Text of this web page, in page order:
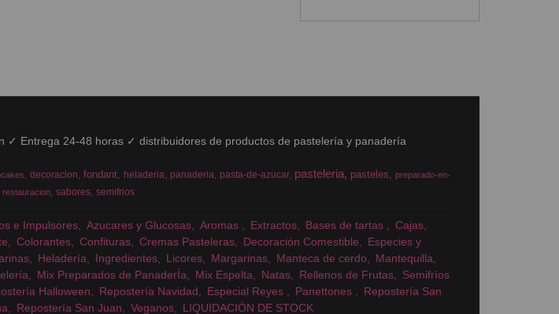
✓ Entrega 24-48 horas ✓ distribuidores de productos de pastelería y panadería
decoracion fondant heladeria panaderia pasta-de-azucar pasteleria pasteles
preparado-en-
restauracion sabores semifrios
e Impulsores Azucares y Glucosas Aromas Extractos Bases de tartas
Cajas
Colorantes Confituras Cremas Pasteleras Decoración Comestible
Especies y
Heladería Ingredientes Licores Margarinas Manteca de cerdo
Mantequilla
Mix Preparados de PanaderÍa Mix Espelta Natas Rellenos de Frutas
Semifríos
Halloween Repostería Navidad Especial Reyes Panettones
Repostería San
Repostería San Juan Veganos LIQUIDACIÓN DE STOCK